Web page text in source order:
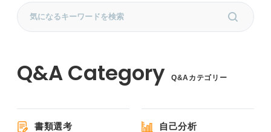
Q&Aカテゴリー
書類選考 自己分析